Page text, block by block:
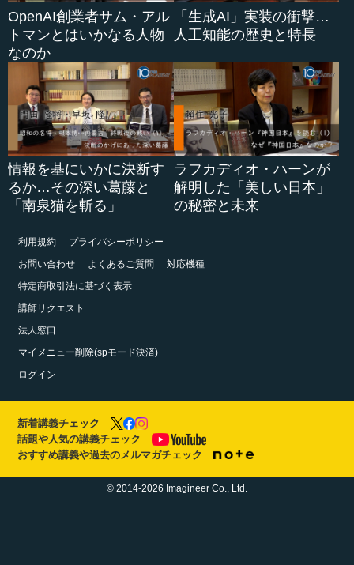
OpenAI創業者サム・アル
トマンとはいかなる人物
なのか
「生成AI」実装の衝撃…
人工知能の歴史と特長
情報を基にいかに決断す
るか…その深い葛藤と
「南泉猫を斬る」
ラフカディオ・ハーンが
解明した「美しい日本」
の秘密と未来
利用規約
プライバシーポリシー
お問い合わせ
よくあるご質問
対応機種
特定商取引法に基づく表示
講師リクエスト
法人窓口
マイメニュー削除(spモード決済)
ログイン
新着講義チェック
話題や人気の講義チェック
おすすめ講義や過去のメルマガチェック
© 2014-2026 Imagineer Co., Ltd.